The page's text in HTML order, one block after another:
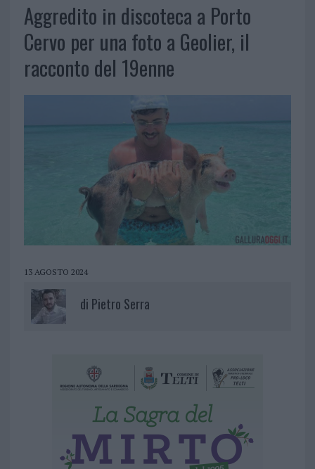
Aggredito in discoteca a Porto
Cervo per una foto a Geolier, il
racconto del 19enne
13 AGOSTO 2024
di Pietro Serra